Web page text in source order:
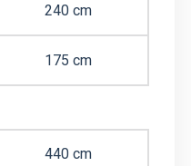
240 cm
175 cm
440 cm